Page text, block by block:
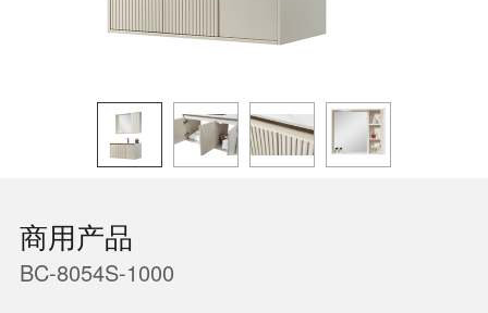
商用产品
BC-8054S-1000